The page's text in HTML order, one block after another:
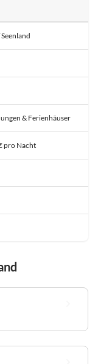
& Ferienhäuser
pro Nacht